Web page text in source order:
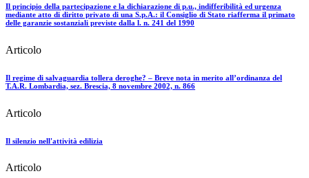
Il principio della partecipazione e la dichiarazione di p.u., indifferibilità ed urgenza
mediante atto di diritto privato di una S.p.A.: il Consiglio di Stato riafferma il primato
delle garanzie sostanziali previste dalla l. n. 241 del 1990
Articolo
Il regime di salvaguardia tollera deroghe? – Breve nota in merito all’ordinanza del
T.A.R. Lombardia, sez. Brescia, 8 novembre 2002, n. 866
Articolo
Il silenzio nell'attività edilizia
Articolo